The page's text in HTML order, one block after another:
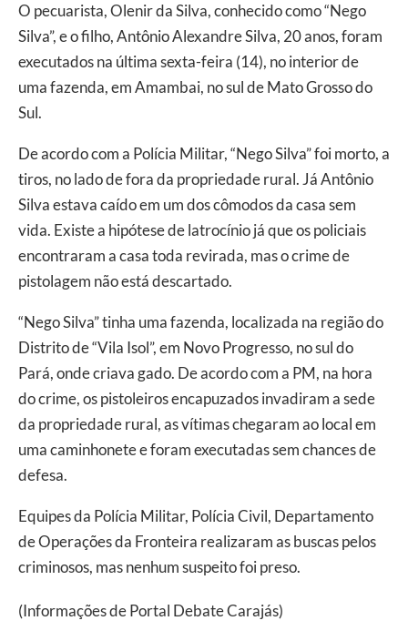
O pecuarista, Olenir da Silva, conhecido como “Nego
Silva”, e o filho, Antônio Alexandre Silva, 20 anos, foram
executados na última sexta-feira (14), no interior de
uma fazenda, em Amambai, no sul de Mato Grosso do
Sul.
De acordo com a Polícia Militar, “Nego Silva” foi morto, a
tiros, no lado de fora da propriedade rural. Já Antônio
Silva estava caído em um dos cômodos da casa sem
vida. Existe a hipótese de latrocínio já que os policiais
encontraram a casa toda revirada, mas o crime de
pistolagem não está descartado.
“Nego Silva” tinha uma fazenda, localizada na região do
Distrito de “Vila Isol”, em Novo Progresso, no sul do
Pará, onde criava gado. De acordo com a PM, na hora
do crime, os pistoleiros encapuzados invadiram a sede
da propriedade rural, as vítimas chegaram ao local em
uma caminhonete e foram executadas sem chances de
defesa.
Equipes da Polícia Militar, Polícia Civil, Departamento
de Operações da Fronteira realizaram as buscas pelos
criminosos, mas nenhum suspeito foi preso.
(Informações de Portal Debate Carajás)